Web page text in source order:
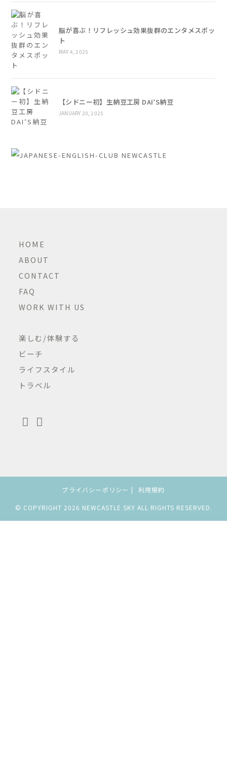
脳が喜ぶ！リフレッシュ効果抜群のエンタメスポッ
ト
MAY 4, 2025
【シドニー初】生納豆工房 DAI’S納豆
JANUARY 20, 2025
HOME
ABOUT
CONTACT
FAQ
WORK WITH US
楽しむ/体験する
ビーチ
ライフスタイル
トラベル
プライバシーポリシー 利用規約
© COPYRIGHT 2026 NEWCASTLE SKY ALL RIGHTS RESERVED.